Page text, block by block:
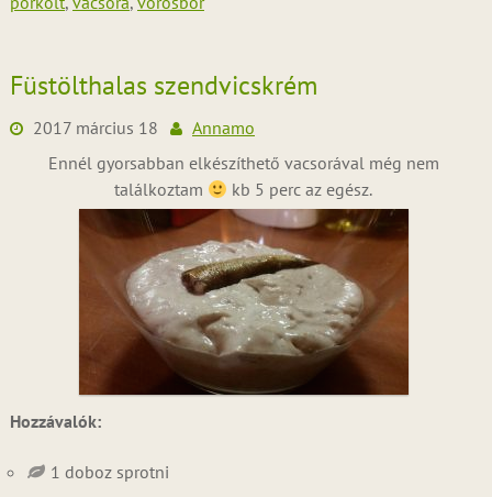
Füstölthalas szendvicskrém
2017 március 18
Annamo
Ennél gyorsabban elkészíthető vacsorával még nem
találkoztam
kb 5 perc az egész.
Hozzávalók:
1 doboz sprotni